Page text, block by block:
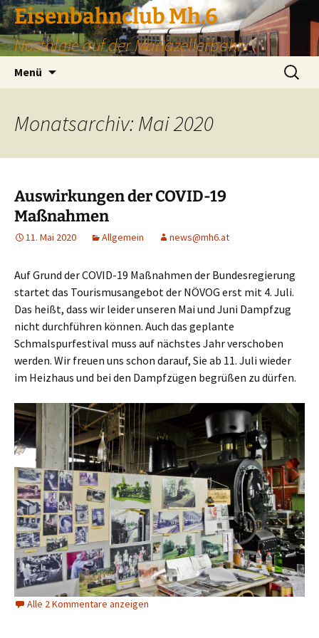
Zum
Inhalt
springen
Eisenbahnclub Mh.6
Nostalgie auf der Mariazellerbahn
Menü
Suchen
nach:
Monatsarchiv: Mai 2020
Auswirkungen der COVID-19
Maßnahmen
11. Mai 2020 Allgemein news@mh6.at
Auf Grund der COVID-19 Maßnahmen der Bundesregierung
startet das Tourismusangebot der NÖVOG erst mit 4. Juli.
Das heißt, dass wir leider unseren Mai und Juni Dampfzug
nicht durchführen können. Auch das geplante
Schmalspurfestival muss auf nächstes Jahr verschoben
werden. Wir freuen uns schon darauf, Sie ab 11. Juli wieder
im Heizhaus und bei den Dampfzügen begrüßen zu dürfen.
Alle 2 Kommentare anzeigen